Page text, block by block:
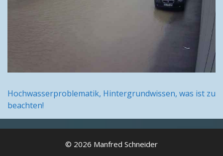
Hochwasserproblematik, Hintergrundwissen, was ist zu
beachten!
© 2026 Manfred Schneider